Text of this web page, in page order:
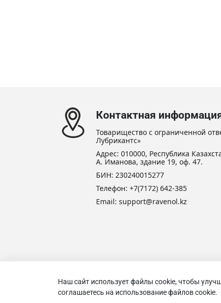
Контактная
Товарищество с ограниченной
Лубрикантс»
Адрес: 010000, Республика
А. Иманова, здание 19, оф. 47.
БИН: 230240015277
Телефон: +7(7172) 642-385
Email: support@ravenol.kz
Наш сайт использует файлы cookie, чтобы
соглашаетесь на использование файлов cookie.